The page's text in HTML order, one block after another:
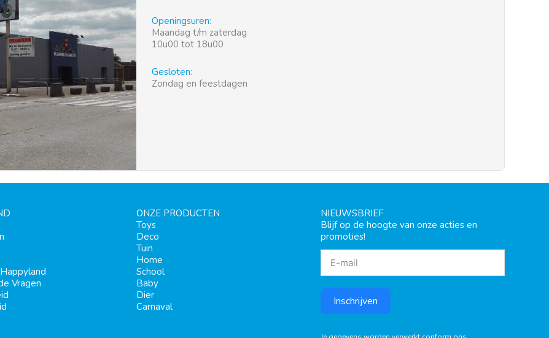
Openingsuren:
Maandag t/m zaterdag
10u00 tot 18u00
Gesloten:
Zondag en feestdagen
Vragen
ONZE PRODUCTEN
Toys
Deco
Tuin
Home
School
Baby
Dier
Carnaval
NIEUWSBRIEF
Blijf op de hoogte van onze acties en
promoties!
Inschrijven